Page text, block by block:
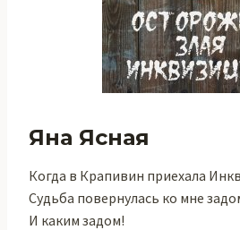
Яна Ясная
Когда в Крапивин приехала
Судьба повернулась ко мне
И каким задом!